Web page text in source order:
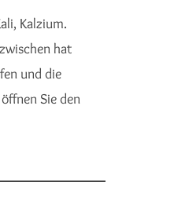
Kalzium.
hat
und die
Sie den